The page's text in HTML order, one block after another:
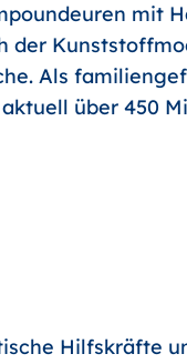
mit
der
Als
über 450
Hilfskräfte